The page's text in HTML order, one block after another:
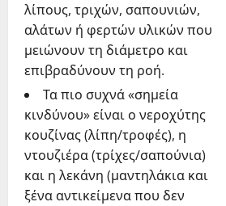
λίπους, τριχών, σαπουνιών,
αλάτων ή φερτών υλικών που
μειώνουν τη διάμετρο και
επιβραδύνουν τη ροή.
Τα πιο συχνά «σημεία
κινδύνου» είναι ο νεροχύτης
κουζίνας (λίπη/τροφές), η
ντουζιέρα (τρίχες/σαπούνια)
και η λεκάνη (μαντηλάκια και
ξένα αντικείμενα που δεν